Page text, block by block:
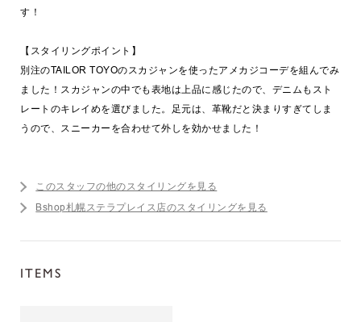
す！
【スタイリングポイント】
別注のTAILOR TOYOのスカジャンを使ったアメカジコーデを組んでみ
ました！スカジャンの中でも表地は上品に感じたので、デニムもスト
レートのキレイめを選びました。足元は、革靴だと決まりすぎてしま
うので、スニーカーを合わせて外しを効かせました！
このスタッフの他のスタイリングを見る
Bshop札幌ステラプレイス店のスタイリングを見る
ITEMS